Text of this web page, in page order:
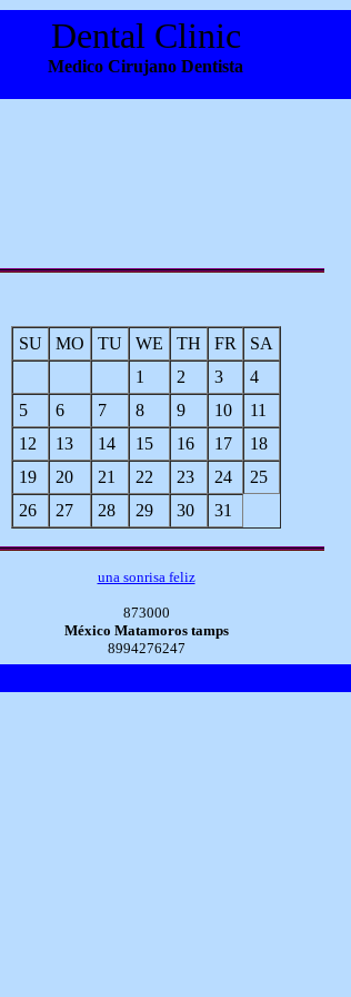
Dental Clinic
Medico Cirujano Dentista
SU MO TU WE TH FR
SA
1
2 3
4
5
6 7 8 9 10
11
12
13 14 15 16 17
18
19
20 21 22 23 24
25
26
27 28 29 30 31
una sonrisa feliz
873000
México Matamoros tamps
8994276247